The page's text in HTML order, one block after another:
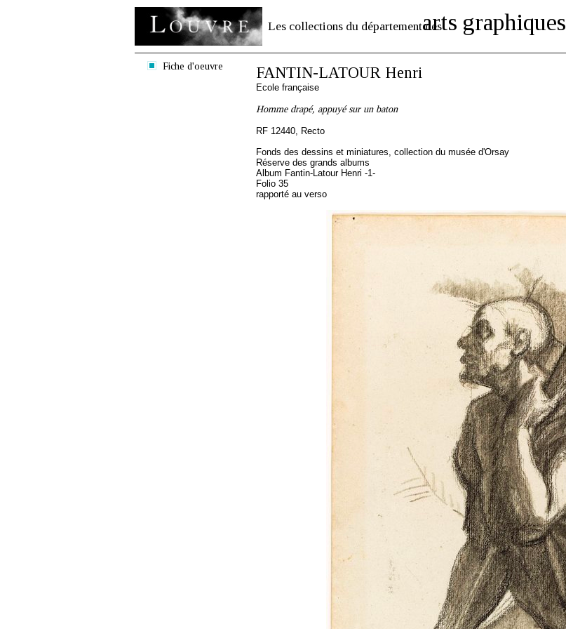
Les collections du département desarts graphiques
Fiche d'oeuvre FANTIN-LATOUR Henri
Ecole française
Homme drapé, appuyé sur un baton
RF 12440, Recto
Fonds des dessins et miniatures, collection du musée d'Orsay
Réserve des grands albums
Album Fantin-Latour Henri -1-
Folio 35
rapporté au verso